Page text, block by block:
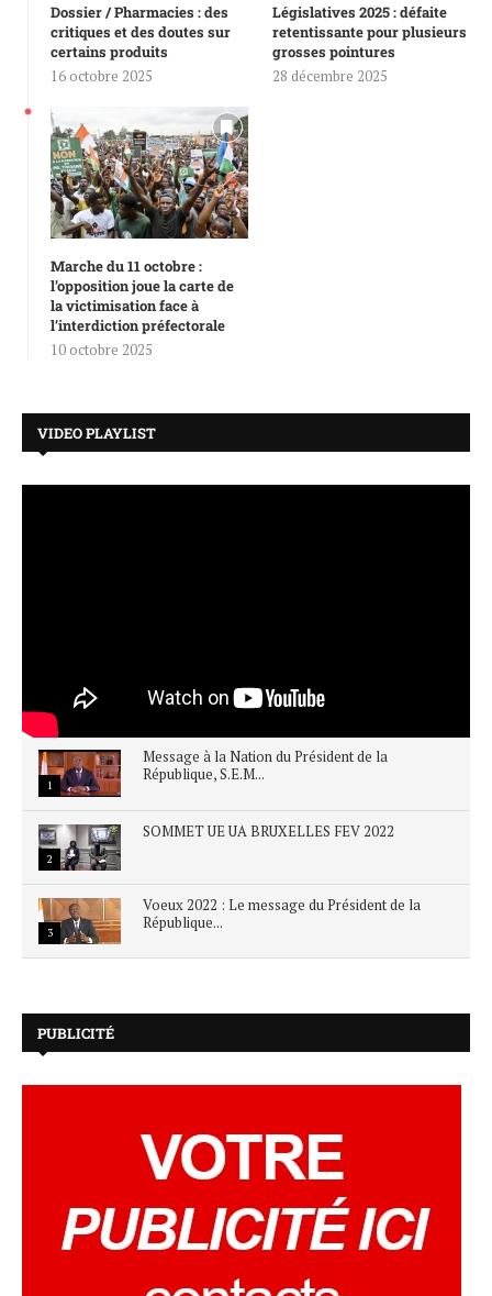
Dossier / Pharmacies : des
critiques et des doutes sur
certains produits
16 octobre 2025
Législatives 2025 : défaite
retentissante pour plusieurs
grosses pointures
28 décembre 2025
Marche du 11 octobre :
l’opposition joue la carte de
la victimisation face à
l’interdiction préfectorale
10 octobre 2025
VIDEO PLAYLIST
1
Message à la Nation du Président de la
République, S.E.M...
2
SOMMET UE UA BRUXELLES FEV 2022
3
Voeux 2022 : Le message du Président de la
République...
PUBLICITÉ